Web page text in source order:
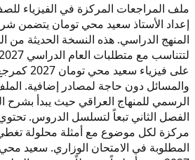
ملف المراجعات المركزة في الفيزياء
إعداد الأستاذ سعيد محي تومان يتضمن
المنهج الدراسي. هذه النسخة الحديثة من
على فيزياء
والمسائل دون حاجة لمصادر إضافية.
الرسمي للمنهاج العراقي حيث يبدأ بشرح
الفصل الثاني تبعاً لتسلسل الدروس.
مركزة لكل موضوع مع أمثلة محلولة تغطي
المطلوبة في الامتحان الوزاري. سعيد